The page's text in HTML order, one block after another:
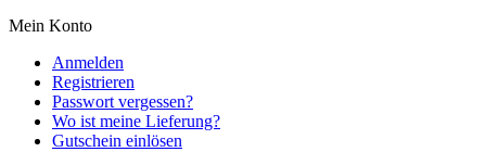
Mein Konto
Anmelden
Registrieren
Passwort vergessen?
Wo ist meine Lieferung?
Gutschein einlösen